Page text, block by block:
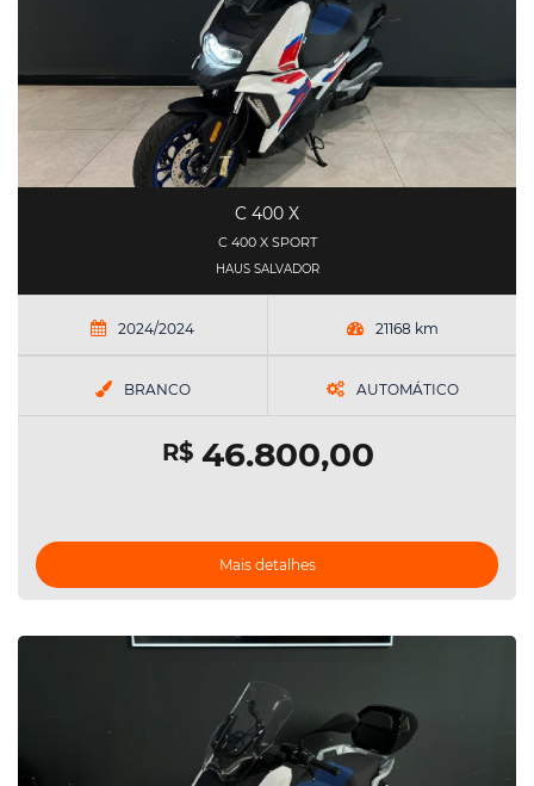
C 400 X
C 400 X SPORT
HAUS SALVADOR
2024/2024 21168 km
BRANCO AUTOMÁTICO
R$46.800,00
Mais detalhes